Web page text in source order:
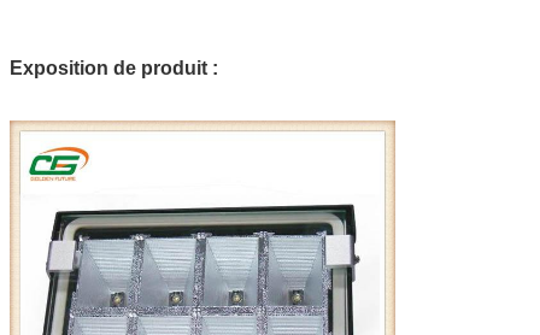
Exposition de produit :